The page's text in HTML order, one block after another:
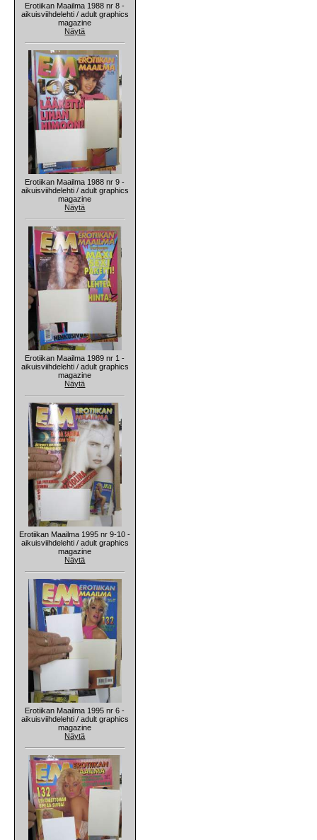
Erotiikan Maailma 1988 nr 8 -
aikuisviihdelehti / adult graphics
magazine
Näytä
Erotiikan Maailma 1988 nr 9 -
aikuisviihdelehti / adult graphics
magazine
Näytä
Erotiikan Maailma 1989 nr 1 -
aikuisviihdelehti / adult graphics
magazine
Näytä
Erotiikan Maailma 1995 nr 9-10 -
aikuisviihdelehti / adult graphics
magazine
Näytä
Erotiikan Maailma 1995 nr 6 -
aikuisviihdelehti / adult graphics
magazine
Näytä